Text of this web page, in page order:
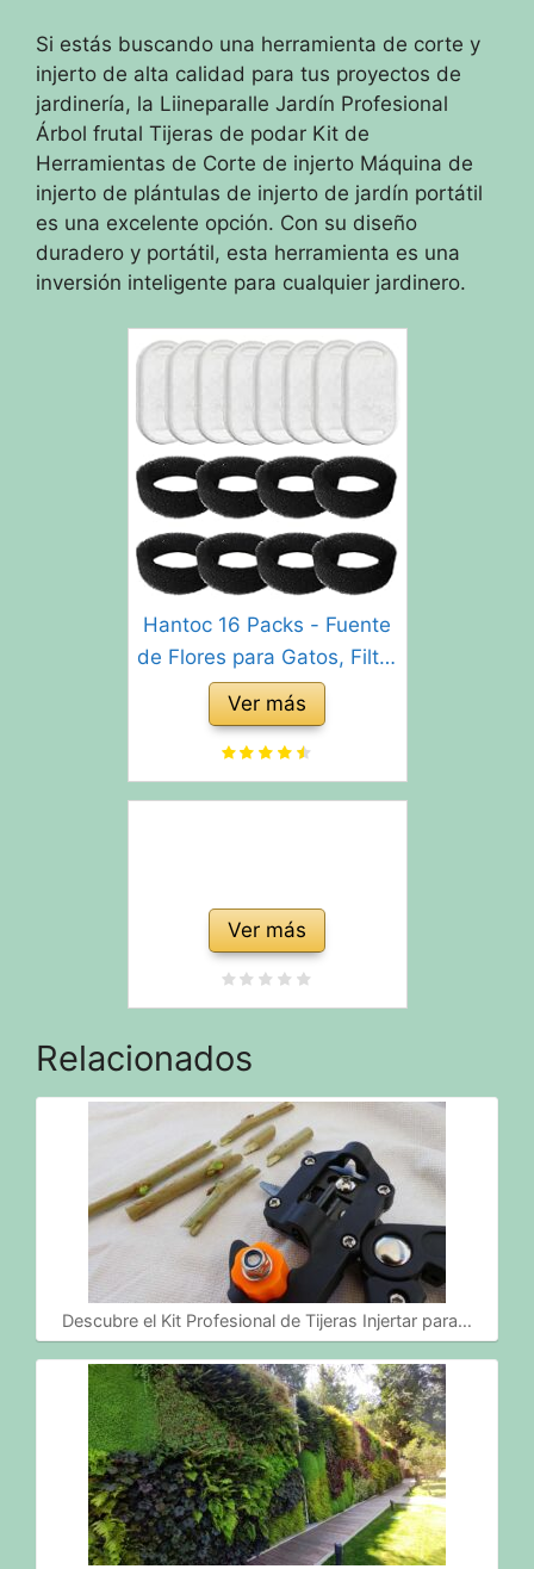
Si estás buscando una herramienta de corte y
injerto de alta calidad para tus proyectos de
jardinería, la Liineparalle Jardín Profesional
Árbol frutal Tijeras de podar Kit de
Herramientas de Corte de injerto Máquina de
injerto de plántulas de injerto de jardín portátil
es una excelente opción. Con su diseño
duradero y portátil, esta herramienta es una
inversión inteligente para cualquier jardinero.
Hantoc 16 Packs - Fuente
de Flores para Gatos, Filtro
de carbón de 8 Piezas y
Esponja de Espuma para
Gatos de Acero Inoxidable
PLWF003 con Resina y
Ver más
Ver más
Relacionados
Descubre el Kit Profesional de Tijeras Injertar para…